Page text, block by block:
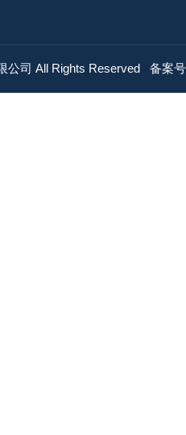
公司 All Rights Reserved 备案